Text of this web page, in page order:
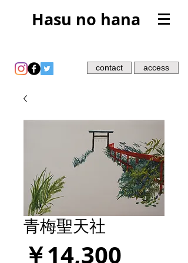
Hasu no hana
contact access
青梅聖天社
￥14,300